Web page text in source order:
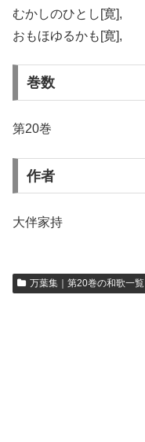
むかしのひとし[寛],
おもほゆるかも[寛],
巻数
第20巻
作者
大伴家持
万葉集｜第20巻の和歌一覧